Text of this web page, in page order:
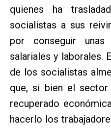
quienes ha
socialistas a sus
por conseguir unas
salariales y laborales.
de los socialistas
que, si bien el sector
recuperado
hacerlo los